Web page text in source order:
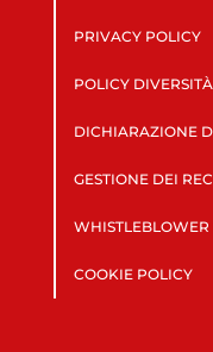
PRIVACY POLICY
POLICY DIVERSITÀ
DICHIARAZIONE
GESTIONE DEI
WHISTLEBLOWER
COOKIE POLICY